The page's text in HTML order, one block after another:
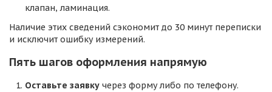
клапан, ламинация.
Наличие этих сведений сэкономит до 30 минут переписки
и исключит ошибку измерений.
Пять шагов оформления напрямую
Оставьте заявку через форму либо по телефону.